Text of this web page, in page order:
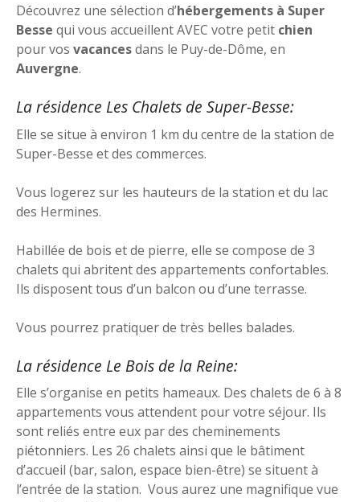
Découvrez une sélection d’hébergements à Super
Besse qui vous accueillent AVEC votre petit chien
pour vos vacancesdans le Puy-de-Dôme, en
Auvergne.
La résidence Les Chalets de Super-Besse:
Elle se situe à environ 1 km du centre de la station de
Super-Besse et des commerces.
Vous logerez sur les hauteurs de la station et du lac
des Hermines.
Habillée de bois et de pierre, elle se compose de 3
chalets qui abritent des appartements confortables.
Ils disposent tous d’un balcon ou d’une terrasse.
Vous pourrez pratiquer de très belles balades.
La résidence Le Bois de la Reine:
Elle s’organise en petits hameaux. Des chalets de 6 à 8
appartements vous attendent pour votre séjour. Ils
sont reliés entre eux par des cheminements
piétonniers. Les 26 chalets ainsi que le bâtiment
d’accueil (bar, salon, espace bien-être) se situent à
l’entrée de la station. Vous aurez une magnifique vue